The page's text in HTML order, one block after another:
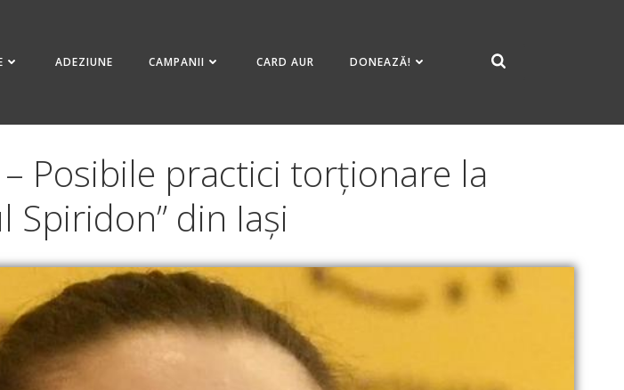
ADEZIUNE CAMPANII CARD AUR DONEAZĂ!
Posibile practici torționare la
Spiridon” din Iași